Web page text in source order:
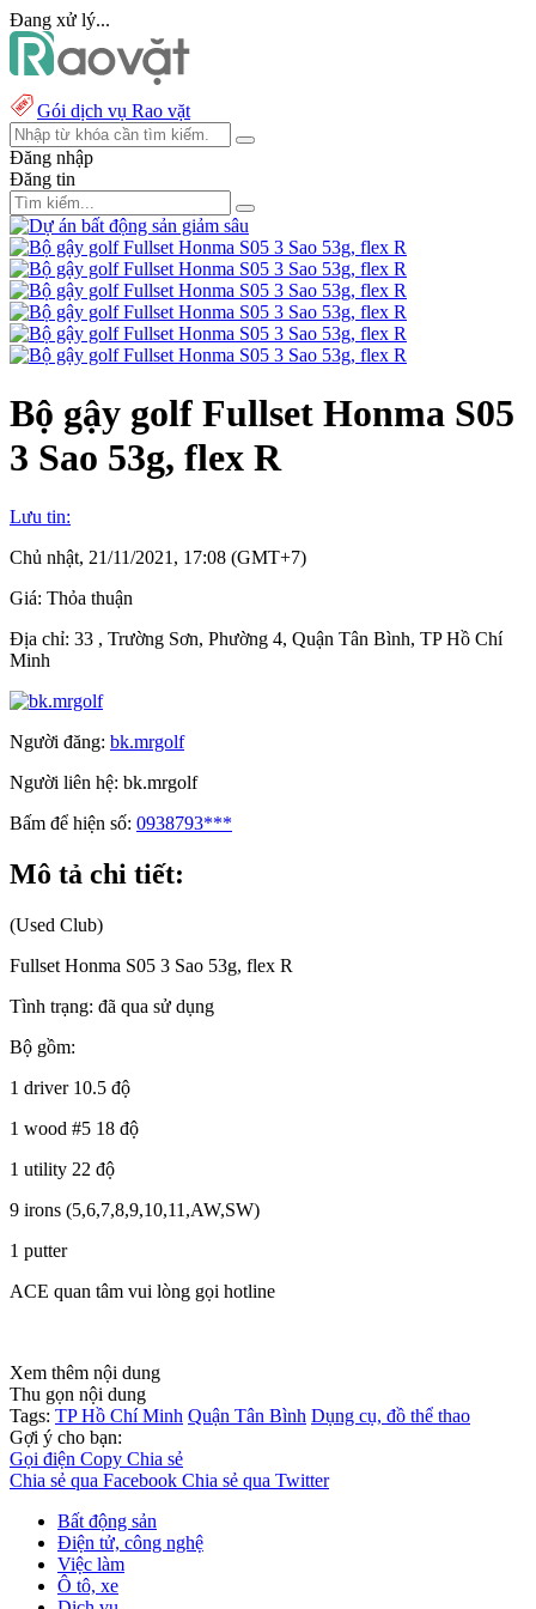
Đang xử lý...
Gói dịch vụ Rao vặt
Đăng nhập
Đăng tin
Bộ gậy golf Fullset Honma S05
3 Sao 53g, flex R
Lưu tin:
Chủ nhật, 21/11/2021, 17:08 (GMT+7)
Giá: Thỏa thuận
Địa chỉ: 33 , Trường Sơn, Phường 4, Quận Tân Bình, TP Hồ Chí
Minh
Người đăng: bk.mrgolf
Người liên hệ: bk.mrgolf
Bấm để hiện số: 0938793***
Mô tả chi tiết:
(Used Club)
Fullset Honma S05 3 Sao 53g, flex R
Tình trạng: đã qua sử dụng
Bộ gồm:
1 driver 10.5 độ
1 wood #5 18 độ
1 utility 22 độ
9 irons (5,6,7,8,9,10,11,AW,SW)
1 putter
ACE quan tâm vui lòng gọi hotline
Xem thêm nội dung
Thu gọn nội dung
Tags: TP Hồ Chí Minh Quận Tân Bình Dụng cụ, đồ thể thao
Gợi ý cho bạn:
Gọi điện Copy Chia sẻ
Chia sẻ qua Facebook Chia sẻ qua Twitter
Bất động sản
Điện tử, công nghệ
Việc làm
Ô tô, xe